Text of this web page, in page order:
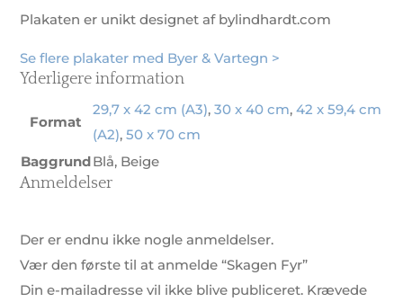
Plakaten er unikt designet af bylindhardt.com
Se flere plakater med Byer & Vartegn >
Yderligere information
Format
29,7 x 42 cm (A3),30 x 40 cm,42 x 59,4 cm
(A2),50 x 70 cm
BaggrundBlå, Beige
Anmeldelser
Der er endnu ikke nogle anmeldelser.
Vær den første til at anmelde “Skagen Fyr”
Din e-mailadresse vil ikke blive publiceret. Krævede